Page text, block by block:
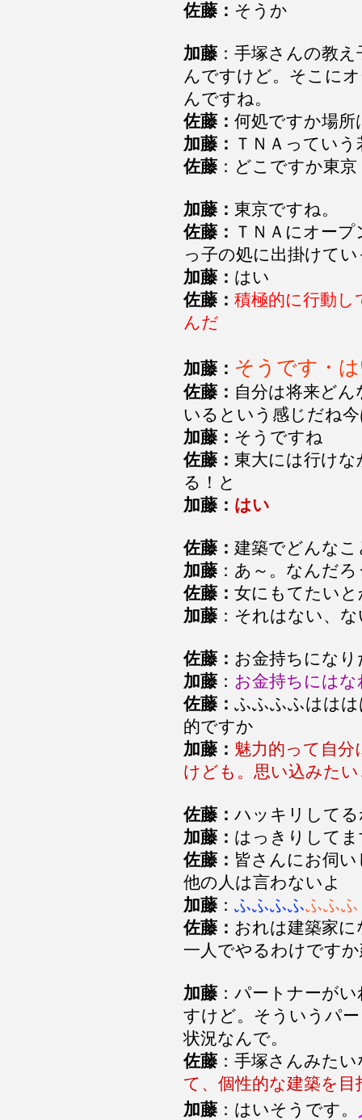
佐藤： そうか
加藤 ：手塚さんの教
んですけど。そこに
んですね。
佐藤： 何処ですか場所
加藤： ＴＮＡってい
佐藤 ：どこですか東京
加藤： 東京ですね。
佐藤： ＴＮＡにオー
っ子の処に出掛けて
加藤： はい
佐藤： 積極的に行動し
んだ
加藤： そうです・
佐藤： 自分は将来ど
いるという感じだね
加藤： そうですね
佐藤： 東大には行け
る！と
加藤： はい
佐藤： 建築でどんな
加藤 ：あ～。なんだ
佐藤： 女にもてたい
加藤 ：それはない、
佐藤： お金持ちにな
加藤 ： お金持ちには
佐藤： ふふふふはは
的ですか
加藤： 魅力的って自
けども。思い込みたい
佐藤： ハッキリして
加藤： はっきりして
佐藤： 皆さんにお伺
他の人は言わないよ
加藤 ： ふふふふふふふ
佐藤： おれは建築家
一人でやるわけです
加藤 ：パートナーが
すけど。そういうパ
状況なんで。
佐藤 ：手塚さんみたい
て、個性的な建築を
加藤 ：はいそうです。